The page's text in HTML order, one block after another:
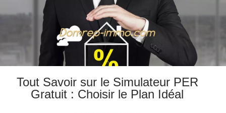
Tout Savoir sur le Simulateur PER
Gratuit : Choisir le Plan Idéal